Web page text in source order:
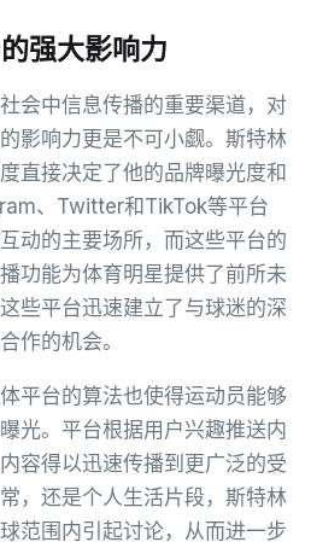
强大影响力
会中信息传播的重要渠道，对
影响力更是不可小觑。斯特林
直接决定了他的品牌曝光度和
、Twitter和TikTok等平台
动的主要场所，而这些平台的
功能为体育明星提供了前所未
些平台迅速建立了与球迷的深
作的机会。
平台的算法也使得运动员能够
光。平台根据用户兴趣推送内
容得以迅速传播到更广泛的受
，还是个人生活片段，斯特林
范围内引起讨论，从而进一步